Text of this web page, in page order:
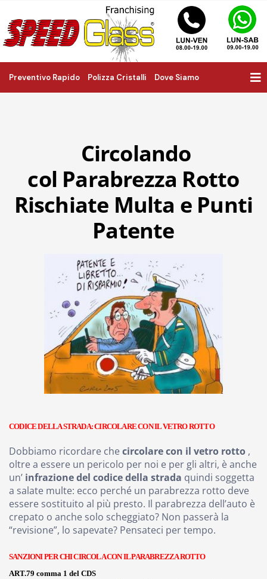
Preventivo Rapido Polizza Cristalli Dove Siamo
Circolando
col Parabrezza Rotto
Rischiate Multa e Punti
Patente
CODICE DELLA STRADA: CIRCOLARE CON IL VETRO ROTTO
Dobbiamo ricordare checircolare con il vetro rotto ,
oltre a essere un pericolo per noi e per gli altri, è anche
un’ infrazione del codice della strada quindi soggetta
a salate multe: ecco perché un parabrezza rotto deve
essere sostituito al più presto. Il parabrezza dell’auto è
crepato o anche solo scheggiato? Non passerà la
“revisione”, lo sapevate? Pensateci per tempo.
SANZIONI PER CHI CIRCOLA CON IL PARABREZZA ROTTO
ART.79 comma 1 del CDS